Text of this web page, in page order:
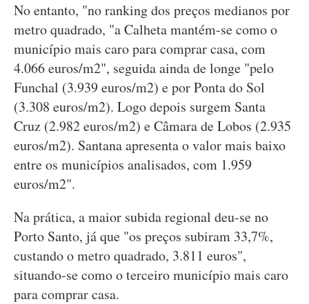
No entanto, "no ranking dos preços medianos por
metro quadrado, "a Calheta mantém-se como o
município mais caro para comprar casa, com
4.066 euros/m2", seguida ainda de longe "pelo
Funchal (3.939 euros/m2) e por Ponta do Sol
(3.308 euros/m2). Logo depois surgem Santa
Cruz (2.982 euros/m2) e Câmara de Lobos (2.935
euros/m2). Santana apresenta o valor mais baixo
entre os municípios analisados, com 1.959
euros/m2".
Na prática, a maior subida regional deu-se no
Porto Santo, já que "os preços subiram 33,7%,
custando o metro quadrado, 3.811 euros",
situando-se como o terceiro município mais caro
para comprar casa.